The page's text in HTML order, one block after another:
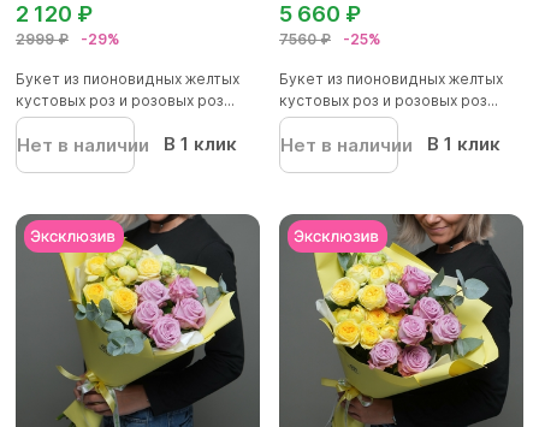
2999 ₽ -29%
2 120 ₽
Букет из пионовидных желтых
кустовых роз и розовых роз...
Нет в наличии В 1 клик
7560 ₽ -25%
5 660 ₽
Букет из пионовидных желтых
кустовых роз и розовых роз...
Нет в наличии В 1 клик